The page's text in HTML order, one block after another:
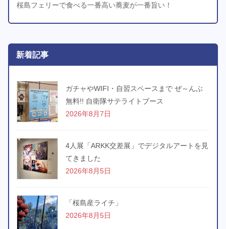
桜島フェリーで食べる一番高い蕎麦が一番旨い！
新着記事
ガチャやWIFI・自習スペースまで ぜ～んぶ
無料!! 自衛隊サテライトブース
2026年8月7日
4人展「ARKK交差展」でデジタルアートを見
てきました
2026年8月5日
「桜島産ライチ」
2026年8月5日